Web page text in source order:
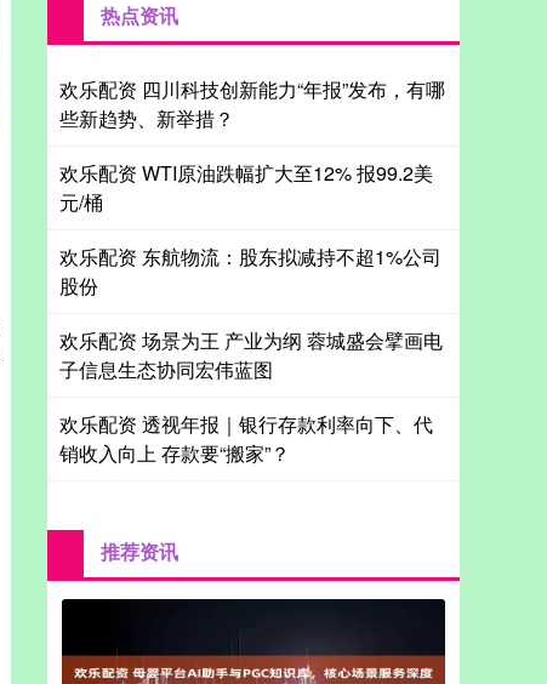
热点资讯
欢乐配资 四川科技创新能力“年报”发布，有哪
些新趋势、新举措？
欢乐配资 WTI原油跌幅扩大至12% 报99.2美
元/桶
欢乐配资 东航物流：股东拟减持不超1%公司
股份
欢乐配资 场景为王 产业为纲 蓉城盛会擘画电
子信息生态协同宏伟蓝图
欢乐配资 透视年报｜银行存款利率向下、代
销收入向上 存款要“搬家”？
推荐资讯